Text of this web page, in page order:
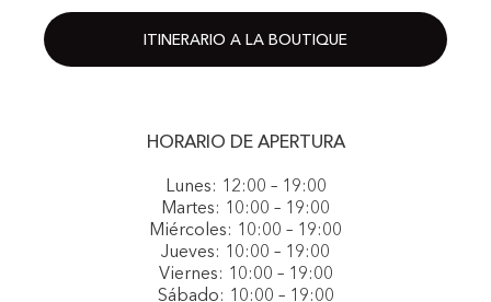
ITINERARIO A LA BOUTIQUE
HORARIO DE APERTURA
Lunes: 12:00 – 19:00
Martes: 10:00 – 19:00
Miércoles: 10:00 – 19:00
Jueves: 10:00 – 19:00
Viernes: 10:00 – 19:00
Sábado: 10:00 – 19:00